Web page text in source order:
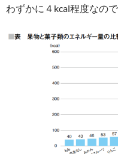
わずかに４kcal程度なので